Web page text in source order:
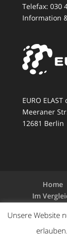
Telefax: 030
Information
EURO
Meeraner
12681 Berlin
Home
Im
©
Unsere Website
erlauben.